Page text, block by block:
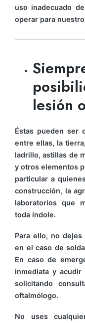
uso inadecuado
operar para
lesión
Éstas pueden ser
entre ellas, la
ladrillo, astillas de
y otros elementos
particular a
construcción, la
laboratorios que
toda índole.
Para ello, no
en el caso de
En caso de
inmediata y acudir
solicitando
oftalmólogo.
No uses